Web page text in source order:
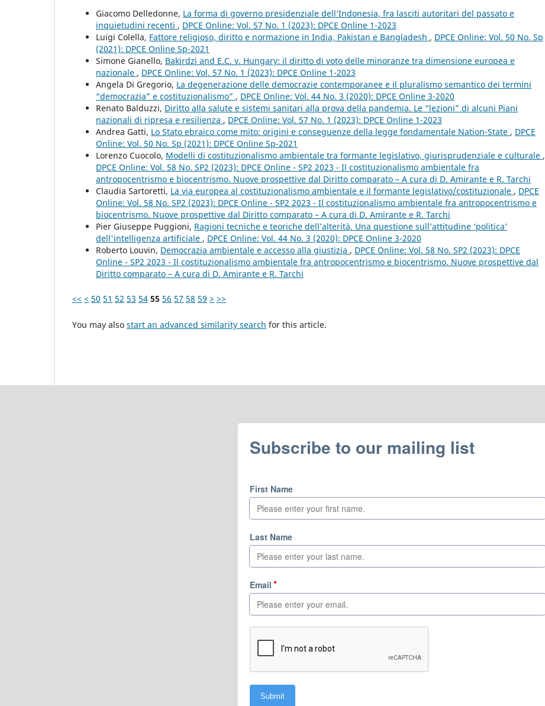
Giacomo Delledonne, La forma di governo presidenziale dell’Indonesia, fra lasciti autoritari del passato e
inquietudini recenti , DPCE Online: Vol. 57 No. 1 (2023): DPCE Online 1-2023
Luigi Colella, Fattore religioso, diritto e normazione in India, Pakistan e Bangladesh , DPCE Online: Vol. 50 No. Sp
(2021): DPCE Online Sp-2021
Simone Gianello, Bakirdzi and E.C. v. Hungary: il diritto di voto delle minoranze tra dimensione europea e
nazionale , DPCE Online: Vol. 57 No. 1 (2023): DPCE Online 1-2023
Angela Di Gregorio, La degenerazione delle democrazie contemporanee e il pluralismo semantico dei termini
“democrazia” e costituzionalismo” , DPCE Online: Vol. 44 No. 3 (2020): DPCE Online 3-2020
Renato Balduzzi, Diritto alla salute e sistemi sanitari alla prova della pandemia. Le “lezioni” di alcuni Piani
nazionali di ripresa e resilienza , DPCE Online: Vol. 57 No. 1 (2023): DPCE Online 1-2023
Andrea Gatti, Lo Stato ebraico come mito: origini e conseguenze della legge fondamentale Nation-State , DPCE
Online: Vol. 50 No. Sp (2021): DPCE Online Sp-2021
Lorenzo Cuocolo, Modelli di costituzionalismo ambientale tra formante legislativo, giurisprudenziale e culturale ,
DPCE Online: Vol. 58 No. SP2 (2023): DPCE Online - SP2 2023 - Il costituzionalismo ambientale fra
antropocentrismo e biocentrismo. Nuove prospettive dal Diritto comparato – A cura di D. Amirante e R. Tarchi
Claudia Sartoretti, La via europea al costituzionalismo ambientale e il formante legislativo/costituzionale , DPCE
Online: Vol. 58 No. SP2 (2023): DPCE Online - SP2 2023 - Il costituzionalismo ambientale fra antropocentrismo e
biocentrismo. Nuove prospettive dal Diritto comparato – A cura di D. Amirante e R. Tarchi
Pier Giuseppe Puggioni, Ragioni tecniche e teoriche dell’alterità. Una questione sull’attitudine ‘politica’
dell'intelligenza artificiale , DPCE Online: Vol. 44 No. 3 (2020): DPCE Online 3-2020
Roberto Louvin, Democrazia ambientale e accesso alla giustizia , DPCE Online: Vol. 58 No. SP2 (2023): DPCE
Online - SP2 2023 - Il costituzionalismo ambientale fra antropocentrismo e biocentrismo. Nuove prospettive dal
Diritto comparato – A cura di D. Amirante e R. Tarchi
<< < 50 51 52 53 54 55 56 57 58 59 > >>
You may also start an advanced similarity search for this article.